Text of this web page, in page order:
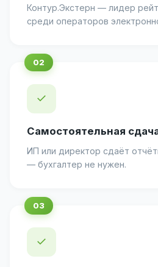
Контур.Экстерн — лидер
среди операторов
✓
Самостоятельная
ИП или директор сдаёт
— бухгалтер не нужен.
✓